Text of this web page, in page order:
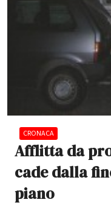
CRONACA
Afflitta da
cade dalla
piano